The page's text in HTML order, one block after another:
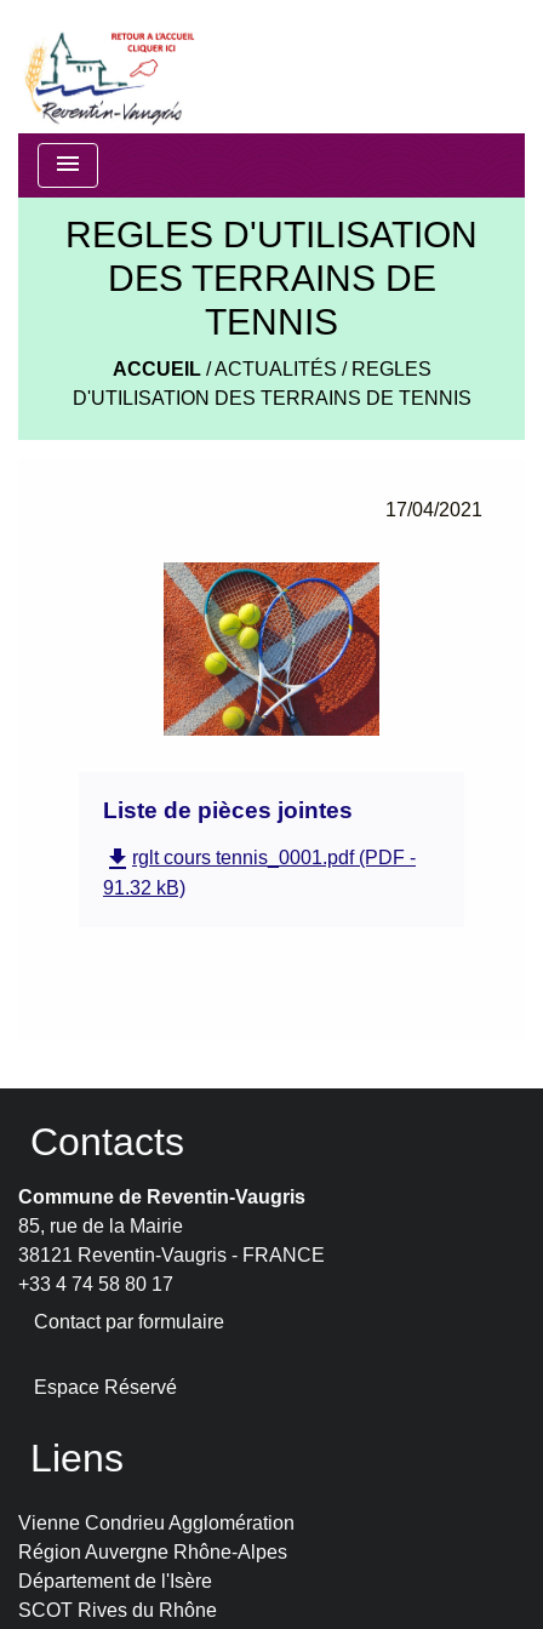
menu
REGLES D'UTILISATION
DES TERRAINS DE
TENNIS
ACCUEIL/ACTUALITÉS / REGLES
D'UTILISATION DES TERRAINS DE TENNIS
17/04/2021
Liste de pièces jointes
file_download rglt cours tennis_0001.pdf (PDF -
91.32 kB)
Contacts
Commune de Reventin-Vaugris
85, rue de la Mairie
38121 Reventin-Vaugris - FRANCE
+33 4 74 58 80 17
Contact par formulaire
Espace Réservé
Liens
Vienne Condrieu Agglomération
Région Auvergne Rhône-Alpes
Département de l'Isère
SCOT Rives du Rhône